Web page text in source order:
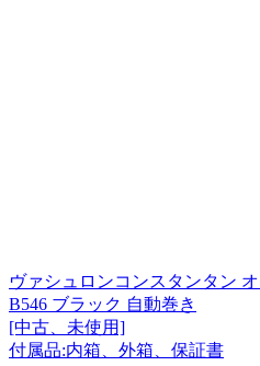
ヴァシュロンコンスタンタン
B546 ブラック 自動巻き
[中古、未使用]
付属品:内箱、外箱、保証書